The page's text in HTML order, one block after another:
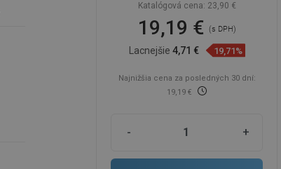
Katalógová cena: 23,90 €
19,19 € (s DPH)
Lacnejšie4,71 € 19,71%
Najnižšia cena za posledných 30 dní:
19,19 €
- +